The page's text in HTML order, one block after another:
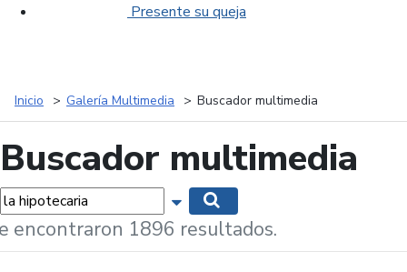
Presente su queja
Inicio Galería Multimedia Buscador multimedia
Buscador multimedia
Mostrar opciones de búsqueda
encontraron 1896 resultados.